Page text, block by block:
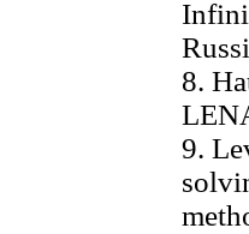
8.
9.